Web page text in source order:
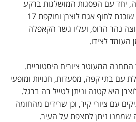
יחד עם הפסגות המושלגות ברקע
יוצרים שילוב מנצח. העיר שוכנת לחוף אגם לוצרן ומוקפת 17
נהר הרוס, ועליו גשר הקאפלה
העומד לצידו.
המעוטר ציורים היסטוריים.
עם בתי קפה, מסעדות, חנויות ומופעי
היא קטנה וניתן לטייל בה ברגל.
עם ציורי קיר, וכן שרידים מהחומה
ניתן לתצפת על העיר.